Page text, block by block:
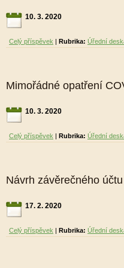
10. 3. 2020
Celý příspěvek | Rubrika: Úřední
Mimořádné opatření
10. 3. 2020
Celý příspěvek | Rubrika: Úřední
Návrh závěrečného
17. 2. 2020
Celý příspěvek | Rubrika: Úřední